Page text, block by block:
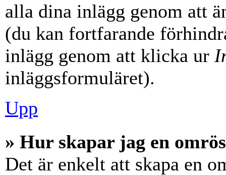
alla dina inlägg genom att
(du kan fortfarande
inlägg genom att klicka ur
inläggsformuläret).
Upp
» Hur skapar jag en
Det är enkelt att skapa en